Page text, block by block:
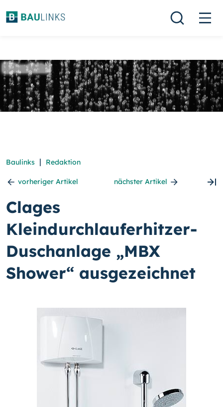
Baulinks | Redaktion
vorheriger Artikel nächster Artikel
Clages
Kleindurchlauferhitzer-
Duschanlage „MBX
Shower“ ausgezeichnet